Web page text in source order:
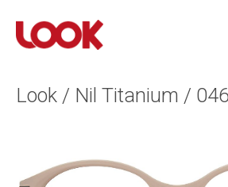
Look / Nil Titanium /